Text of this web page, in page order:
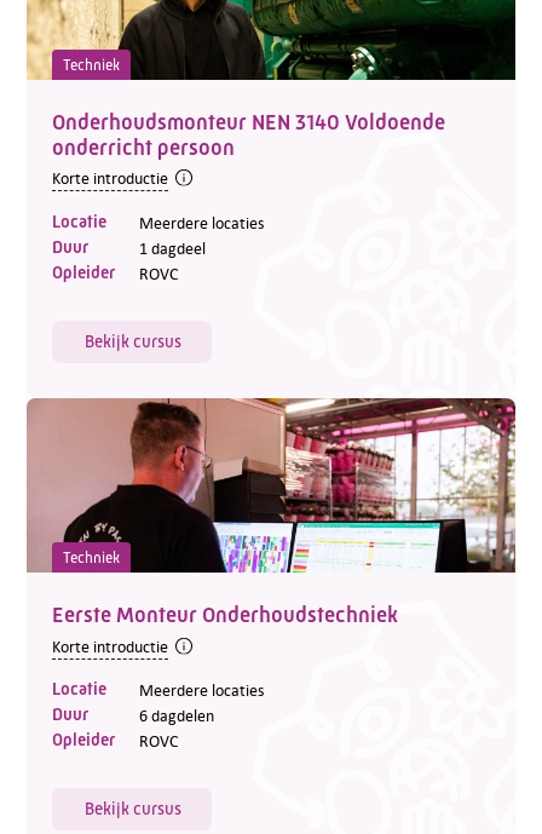
Techniek
Onderhoudsmonteur NEN 3140 Voldoende
onderricht persoon
Korte introductie
Locatie Meerdere locaties
Duur 1 dagdeel
Opleider ROVC
Bekijk cursus
Techniek
Eerste Monteur Onderhoudstechniek
Korte introductie
Locatie Meerdere locaties
Duur 6 dagdelen
Opleider ROVC
Bekijk cursus